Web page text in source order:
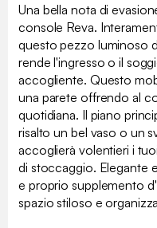
Una bella nota di
console Reva.
questo pezzo luminoso
rende l'ingresso o il
accogliente. Questo
una parete offrendo al
quotidiana. Il piano
risalto un bel vaso o un
accoglierà volentieri i
di stoccaggio. Elegante
e proprio supplemento
spazio stiloso e